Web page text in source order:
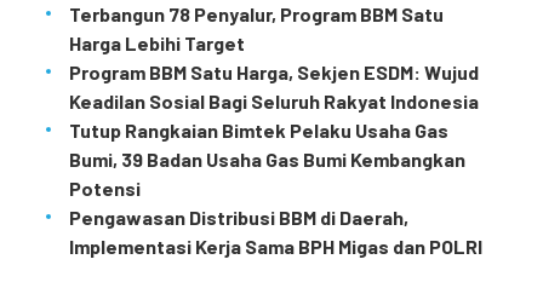
Terbangun 78 Penyalur, Program BBM Satu
Harga Lebihi Target
Program BBM Satu Harga, Sekjen ESDM: Wujud
Keadilan Sosial Bagi Seluruh Rakyat Indonesia
Tutup Rangkaian Bimtek Pelaku Usaha Gas
Bumi, 39 Badan Usaha Gas Bumi Kembangkan
Potensi
Pengawasan Distribusi BBM di Daerah,
Implementasi Kerja Sama BPH Migas dan POLRI